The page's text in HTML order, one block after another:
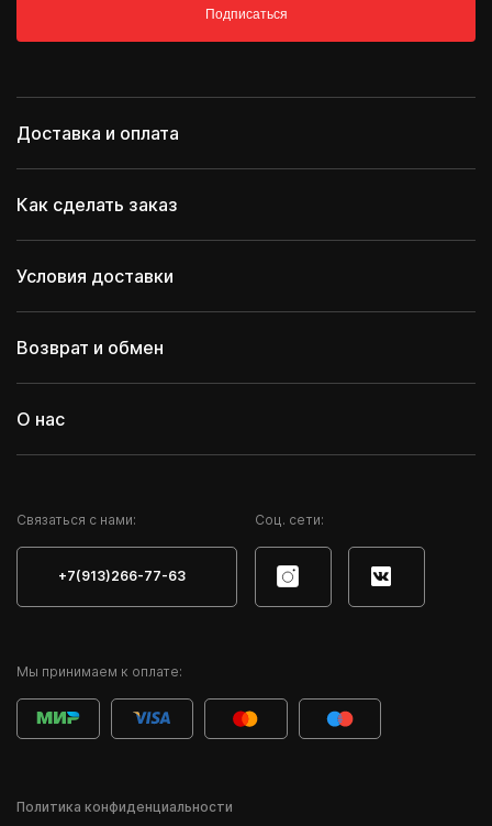
Подписаться
Доставка и оплата
Как сделать заказ
Условия доставки
Возврат и обмен
О нас
Мы принимаем к оплате:
Cвязаться с нами:
+7(913)266-77-63
Соц. сети:
Политика конфиденциальности